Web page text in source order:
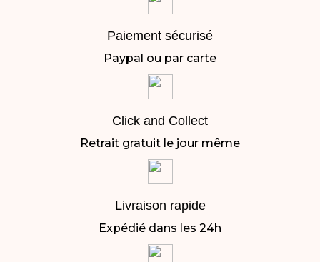
Paiement sécurisé
Paypal ou par carte
Click and Collect
Retrait gratuit le jour même
Livraison rapide
Expédié dans les 24h